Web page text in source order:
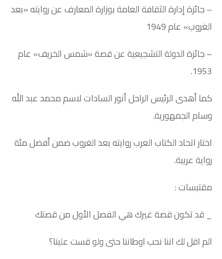
– جائزة إدارة الثقافة العامة بوزارة المعارف عن روايته «بعد
الغروب» عام 1949
– جائزة الدولة التشجيعية عن قصة «شمس الخريف» عام
1953.
كما أهدى الرئيس الراحل أنور السادات لاسم محمد عبد الله
وسام الجمهورية.
اختار اتحاد الكتاب العرب روايته بعد الغروب ضمن أفضل مئة
رواية عربية.
مقتبسات :
_ قد تكون قصة غيرك هي الفصل الأول من قصتك
الم اقل لك اننا نحب اوطاننا حتى ولو قست علينا؟